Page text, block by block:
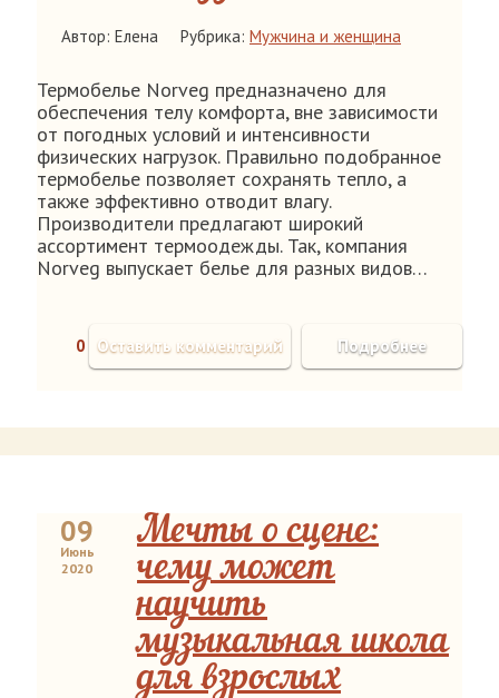
Автор: Елена Рубрика: Мужчина и женщина
Термобелье Norveg предназначено для
обеспечения телу комфорта, вне зависимости
от погодных условий и интенсивности
физических нагрузок. Правильно подобранное
термобелье позволяет сохранять тепло, а
также эффективно отводит влагу.
Производители предлагают широкий
ассортимент термоодежды. Так, компания
Norveg выпускает белье для разных видов…
0 Подробнее
Оставить комментарий
09
Июнь
2020
Мечты о сцене:
чему может
научить
музыкальная школа
для взрослых